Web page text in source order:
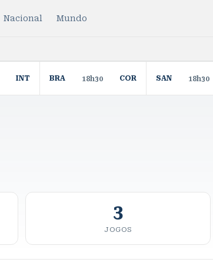
Nacional Mundo
INT BRA 18h30 COR SAN 18h30
3
JOGOS